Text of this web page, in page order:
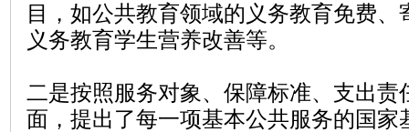
目，如公共教育领域的义务教育免费
义务教育学生营养改善等。
二是按照服务对象、保障标准、支出责
面，提出了每一项基本公共服务的国家